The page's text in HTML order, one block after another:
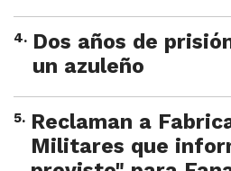
4. Dos años de
un azuleño
5. Reclaman a
Militares que